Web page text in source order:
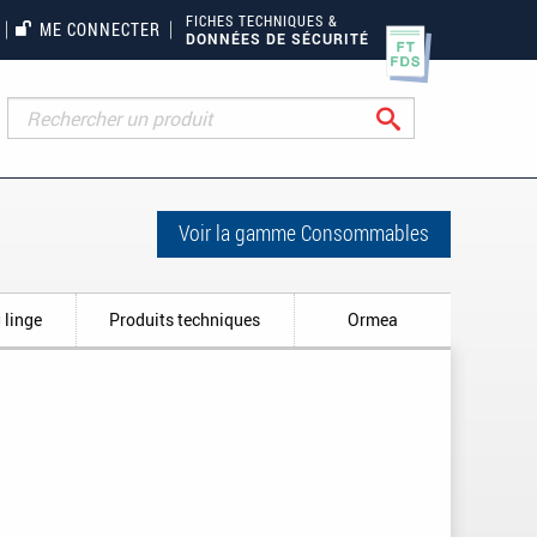
ME CONNECTER
FICHES TECHNIQUES &
DONNÉES DE SÉCURITÉ
Voir la gamme Consommables
linge Produits techniques Ormea